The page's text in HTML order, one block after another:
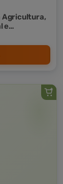
Agricultura,
e